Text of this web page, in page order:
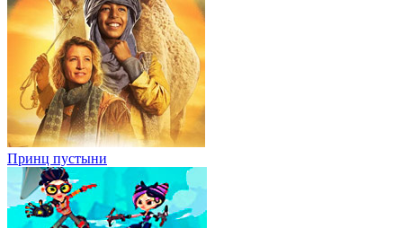
Принц пустыни